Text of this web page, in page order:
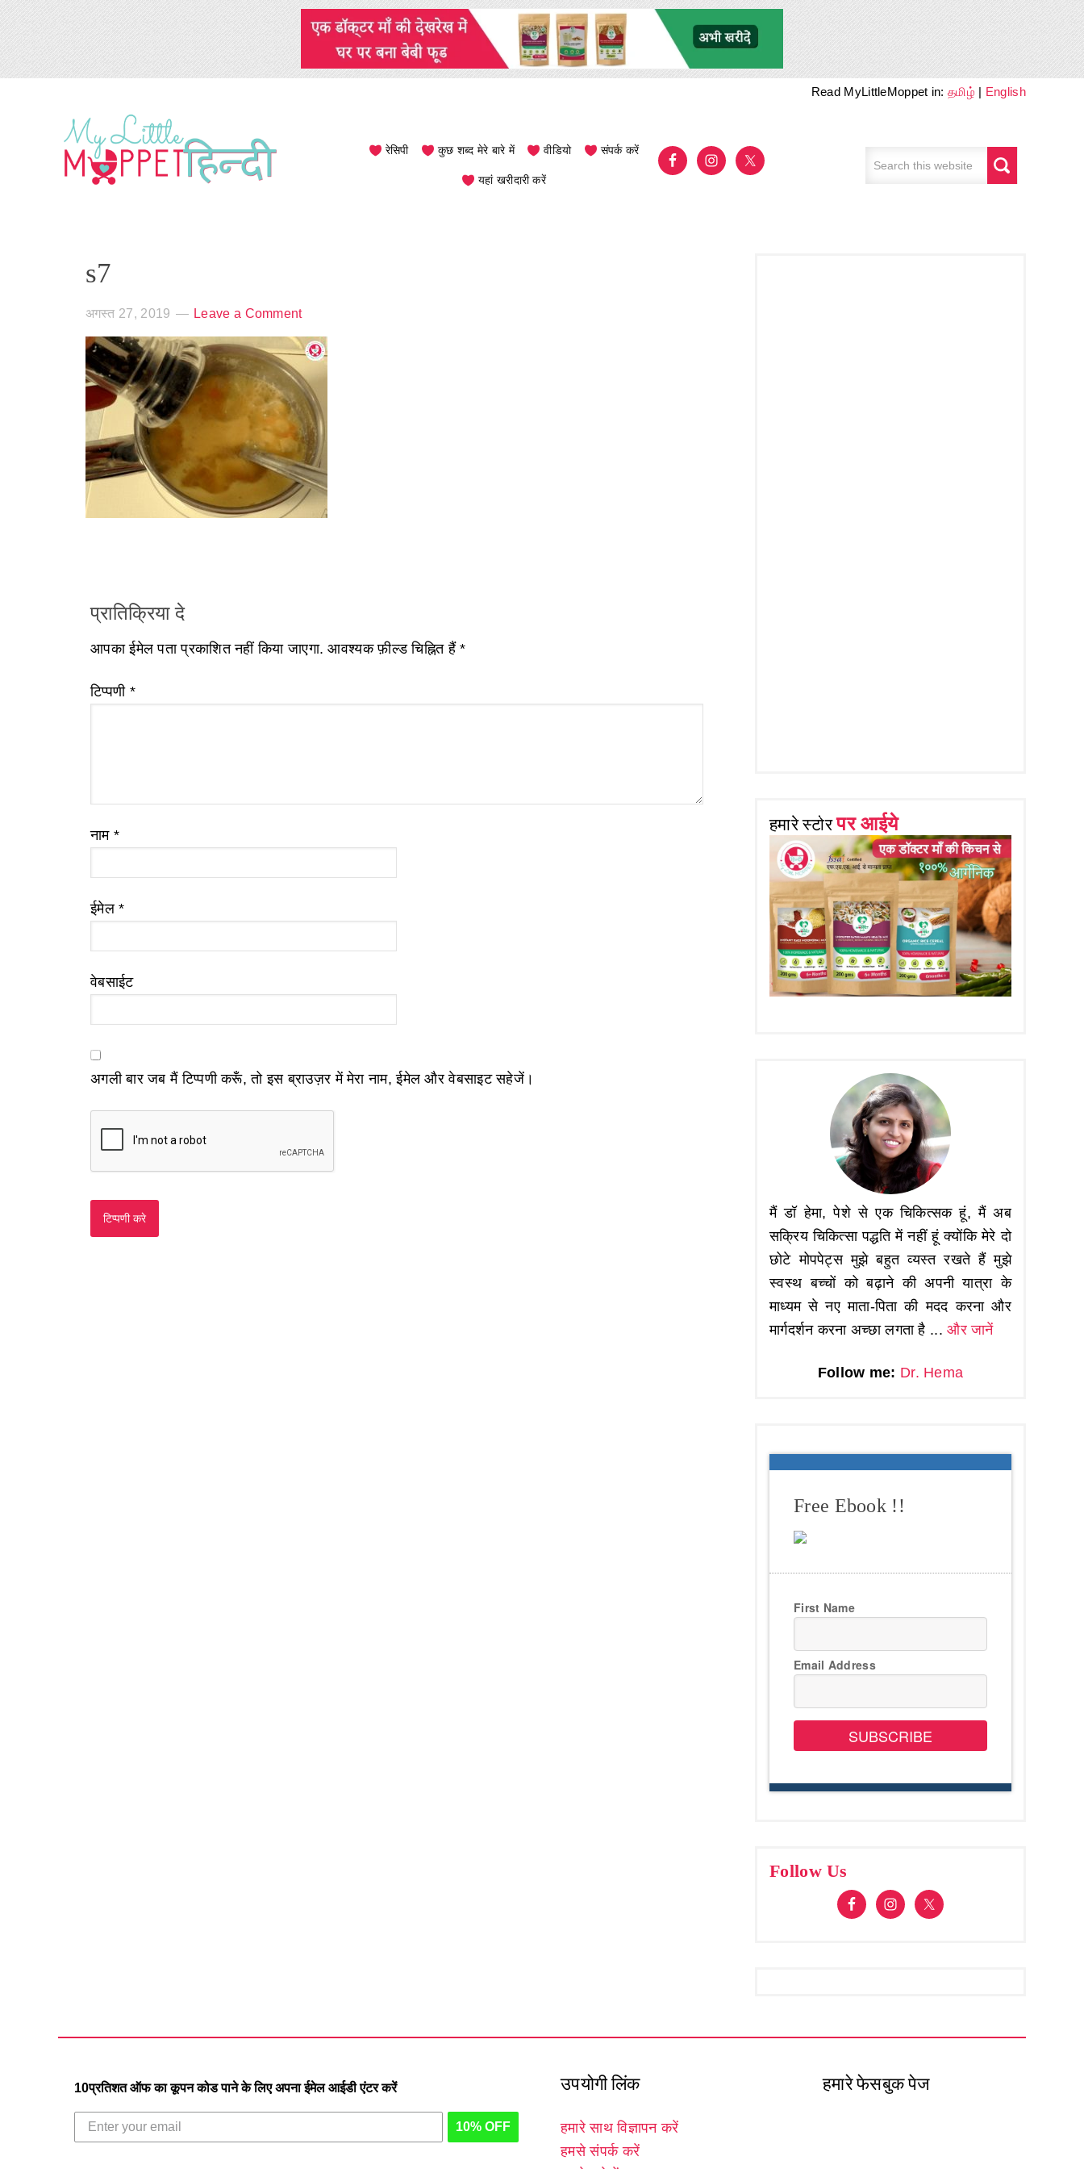
Read MyLittleMoppet in:தமிழ் | English
रेसिपी कुछ शब्द मेरे बारे में वीडियो संपर्क करें
यहां खरीदारी करें
s7
अगस्त 27, 2019 Leave a Comment
प्रातिक्रिया दे
आपका ईमेल पता प्रकाशित नहीं किया जाएगा. आवश्यक फ़ील्ड चिह्नित हैं*
टिप्पणी *
नाम *
ईमेल*
वेबसाईट
अगली बार जब मैं टिप्पणी करूँ, तो इस ब्राउज़र में मेरा नाम, ईमेल और वेबसाइट सहेजें।
हमारे स्टोरपर आईये
मैं डॉ हेमा, पेशे से एक चिकित्सक हूं, मैं अब
सक्रिय चिकित्सा पद्धति में नहीं हूं क्योंकि मेरे दो
छोटे मोपपेट्स मुझे बहुत व्यस्त रखते हैं मुझे
स्वस्थ बच्चों को बढ़ाने की अपनी यात्रा के
माध्यम से नए माता-पिता की मदद करना और
मार्गदर्शन करना अच्छा लगता है ...और जानें
Follow me: Dr. Hema
Free Ebook !!
First Name
Email Address
SUBSCRIBE
Follow Us
10प्रतिशत ऑफ का कूपन कोड पाने के लिए अपना ईमेल आईडी एंटर करें
10% OFF
उपयोगी लिंक
हमारे साथ विज्ञापन करें
हमसे संपर्क करें
हमारे फेसबुक पेज